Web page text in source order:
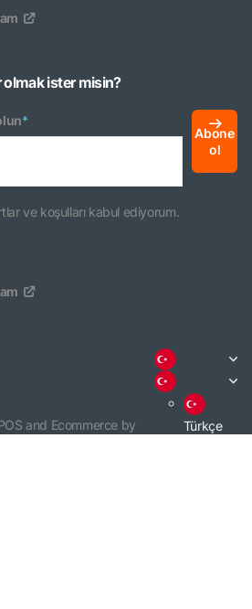
olmak ister misin?
*
Abone
ol
ve koşulları kabul ediyorum.
and Ecommerce by
Türkçe